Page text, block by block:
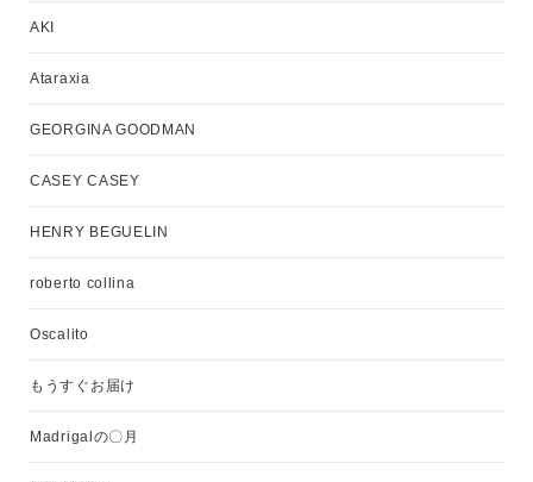
AKI
Ataraxia
GEORGINA GOODMAN
CASEY CASEY
HENRY BEGUELIN
roberto collina
Oscalito
もうすぐお届け
Madrigalの〇月